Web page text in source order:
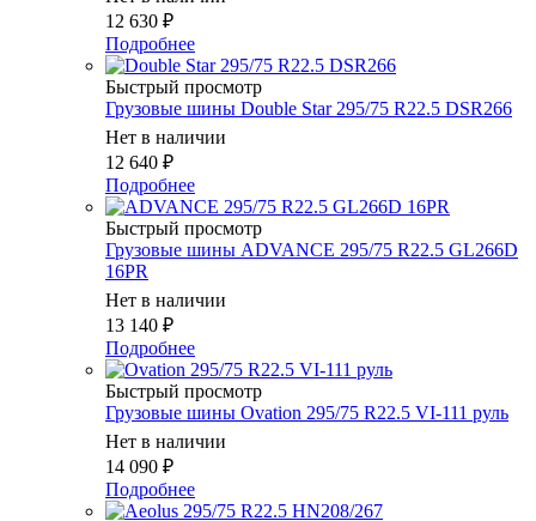
12 630 ₽
Подробнее
Быстрый просмотр
Грузовые шины Double Star 295/75 R22.5 DSR266
Нет в наличии
12 640 ₽
Подробнее
Быстрый просмотр
Грузовые шины ADVANCE 295/75 R22.5 GL266D
16PR
Нет в наличии
13 140 ₽
Подробнее
Быстрый просмотр
Грузовые шины Ovation 295/75 R22.5 VI-111 руль
Нет в наличии
14 090 ₽
Подробнее